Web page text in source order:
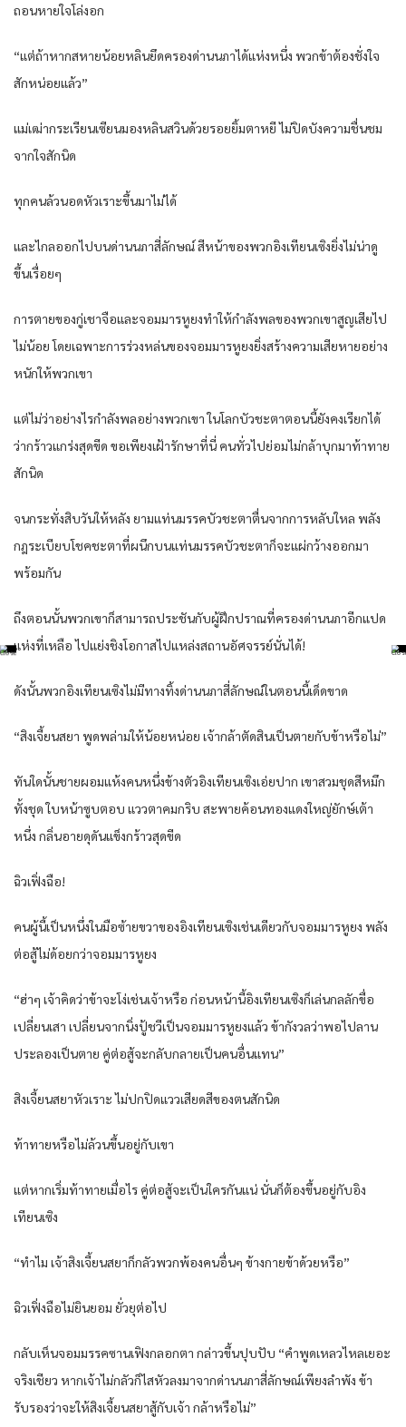
ถอนหายใจโล่งอก
“แต่ถ้าหากสหายน้อยหลินยึดครองด่านนภาได้แห่งหนึ่ง พวกข้าต้องชั่งใจ
สักหน่อยแล้ว”
แม่เฒ่ากระเรียนเซียนมองหลินสวินด้วยรอยยิ้มตาหยี ไม่ปิดบังความชื่นชม
จากใจสักนิด
ทุกคนล้วนอดหัวเราะขึ้นมาไม่ได้
และไกลออกไปบนด่านนภาสี่ลักษณ์ สีหน้าของพวกอิงเทียนเซิงยิ่งไม่น่าดู
ขึ้นเรื่อยๆ
การตายของกู่เชาจือและจอมมารหูยงทำให้กำลังพลของพวกเขาสูญเสียไป
ไม่น้อย โดยเฉพาะการร่วงหล่นของจอมมารหูยงยิ่งสร้างความเสียหายอย่าง
หนักให้พวกเขา
แต่ไม่ว่าอย่างไรกำลังพลอย่างพวกเขา ในโลกบัวชะตาตอนนี้ยังคงเรียกได้
ว่ากร้าวแกร่งสุดขีด ขอเพียงเฝ้ารักษาที่นี่ คนทั่วไปย่อมไม่กล้าบุกมาท้าทาย
สักนิด
จนกระทั่งสิบวันให้หลัง ยามแท่นมรรคบัวชะตาตื่นจากการหลับใหล พลัง
กฎระเบียบโชคชะตาที่ผนึกบนแท่นมรรคบัวชะตาก็จะแผ่กว้างออกมา
พร้อมกัน
ถึงตอนนั้นพวกเขาก็สามารถประชันกับผู้ฝึกปราณที่ครองด่านนภาอีกแปด
แห่งที่เหลือ ไปแย่งชิงโอกาสไปแหล่งสถานอัศจรรย์นั่นได้!
ดังนั้นพวกอิงเทียนเซิงไม่มีทางทิ้งด่านนภาสี่ลักษณ์ในตอนนี้เด็ดขาด
“สิงเจี้ยนสยา พูดพล่ามให้น้อยหน่อย เจ้ากล้าตัดสินเป็นตายกับข้าหรือไม่”
ทันใดนั้นชายผอมแห้งคนหนึ่งข้างตัวอิงเทียนเซิงเอ่ยปาก เขาสวมชุดสีหมึก
ทั้งชุด ใบหน้าซูบตอบ แววตาคมกริบ สะพายค้อนทองแดงใหญ่ยักษ์เต้า
หนึ่ง กลิ่นอายดุดันแข็งกร้าวสุดขีด
ฉิวเฟิ่งฉือ!
คนผู้นี้เป็นหนึ่งในมือซ้ายขวาของอิงเทียนเซิงเช่นเดียวกับจอมมารหูยง พลัง
ต่อสู้ไม่ด้อยกว่าจอมมารหูยง
“ฮ่าๆ เจ้าคิดว่าข้าจะโง่เช่นเจ้าหรือ ก่อนหน้านี้อิงเทียนเซิงก็เล่นกลลักขื่อ
เปลี่ยนเสา เปลี่ยนจากนิ่งปู้ชวีเป็นจอมมารหูยงแล้ว ข้ากังวลว่าพอไปลาน
ประลองเป็นตาย คู่ต่อสู้จะกลับกลายเป็นคนอื่นแทน”
สิงเจี้ยนสยาหัวเราะ ไม่ปกปิดแววเสียดสีของตนสักนิด
ท้าทายหรือไม่ล้วนขึ้นอยู่กับเขา
แต่หากเริ่มท้าทายเมื่อไร คู่ต่อสู้จะเป็นใครกันแน่ นั่นก็ต้องขึ้นอยู่กับอิง
เทียนเซิง
“ทำไม เจ้าสิงเจี้ยนสยาก็กลัวพวกพ้องคนอื่นๆ ข้างกายข้าด้วยหรือ”
ฉิวเฟิ่งฉือไม่ยินยอม ยั่วยุต่อไป
กลับเห็นจอมมรรคซานเฟิงกลอกตา กล่าวขึ้นปุบปับ “คำพูดเหลวไหลเยอะ
จริงเชียว หากเจ้าไม่กลัวก็ไสหัวลงมาจากด่านนภาสี่ลักษณ์เพียงลำพัง ข้า
รับรองว่าจะให้สิงเจี้ยนสยาสู้กับเจ้า กล้าหรือไม่”